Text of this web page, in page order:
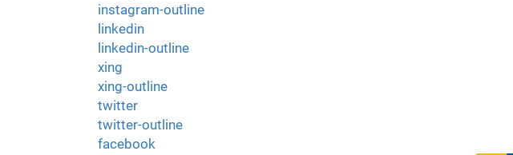
instagram-outline
linkedin
linkedin-outline
xing
xing-outline
twitter
twitter-outline
facebook